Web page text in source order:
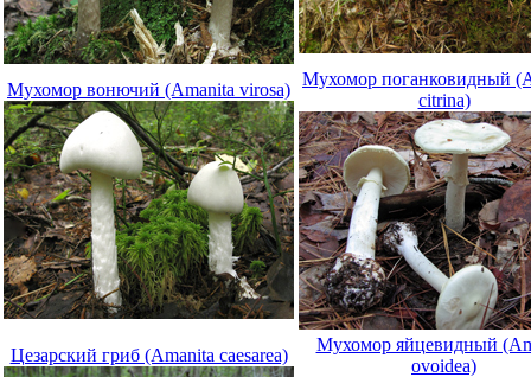
Мухомор вонючий (Amanita virosa)
Мухомор поганковидный
citrina)
Цезарский гриб (Amanita caesarea)
Мухомор яйцевидный
ovoidea)